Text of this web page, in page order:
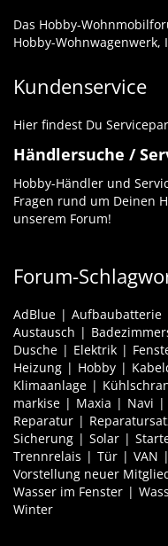
Das Hobby-
Hobby-Wohnwagenwerk,
Kundenservice
Hier findest Du
Händlersuche /
Hobby-Händler und
Fragen rund um Deinen
unserem Forum!
Forum-
AdBlue Aufbaubatterie
Austausch
Dusche
Elektrik
Heizung
Hobby
Klimaanlage
markise
Maxia Navi
Reparatur
Sicherung
Solar
Trennrelais
Tür VAN
Vorstellung neuer
Wasser im Fenster
Winter